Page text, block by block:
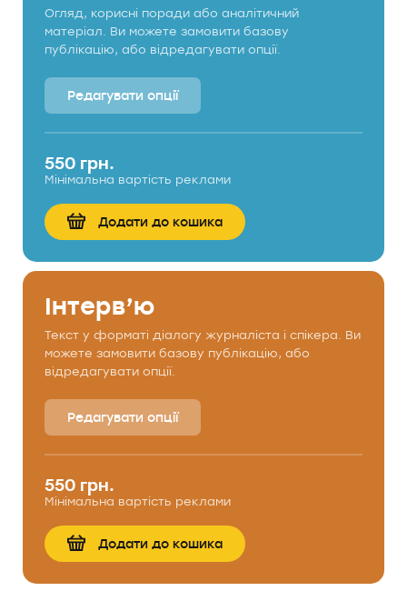
Огляд, корисні поради або аналітичний
матеріал. Ви можете замовити базову
публікацію, або відредагувати опції.
Редагувати опції
550 грн.
Мінімальна вартість реклами
Додати до кошика
Інтерв’ю
Текст у форматі діалогу журналіста і спікера. Ви
можете замовити базову публікацію, або
відредагувати опції.
Редагувати опції
550 грн.
Мінімальна вартість реклами
Додати до кошика